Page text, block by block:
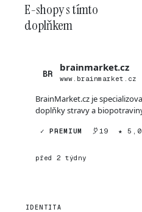
E-shopy s tímto
doplňkem
BR
brainmarket.cz
www.brainmarket.cz
BrainMarket.cz je
doplňky stravy a
✓ PREMIUM 19 ★ 5,0
před 2 týdny
IDENTITA